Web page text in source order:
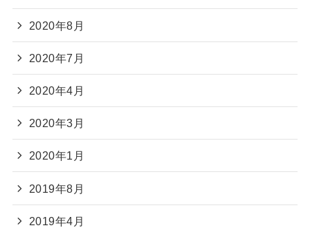
2020年8月
2020年7月
2020年4月
2020年3月
2020年1月
2019年8月
2019年4月